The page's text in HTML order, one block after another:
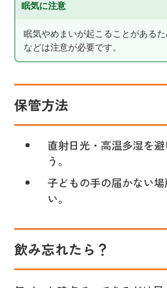
眠気に注意
眠気やめまいが起こることがある
などは注意が必要です。
保管方法
直射日光・高温多湿を
う。
子どもの手の届かない
い。
飲み忘れたら？